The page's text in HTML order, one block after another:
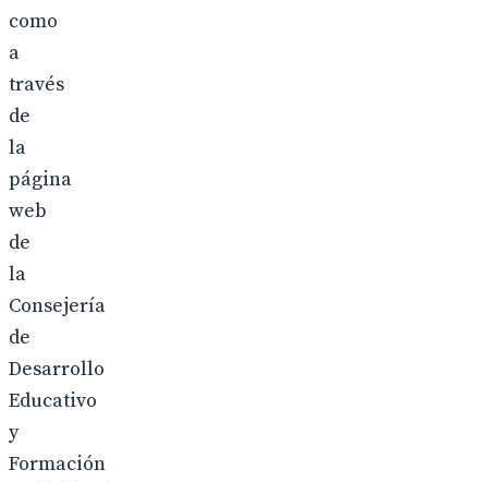
como
a
través
de
la
página
web
de
la
Consejería
de
Desarrollo
Educativo
y
Formación